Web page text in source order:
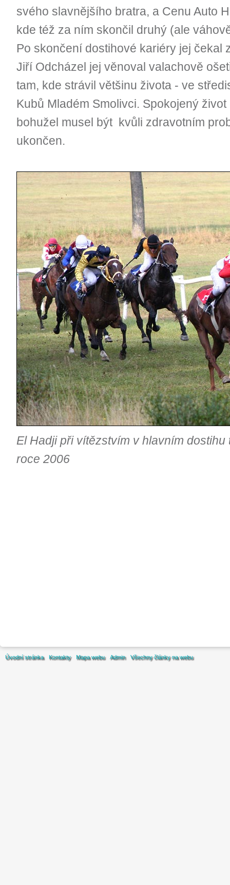
svého slavnějšího bratra, a Cenu Auto
kde též za ním skončil druhý (ale
Po skončení dostihové kariéry jej čekal
Jiří Odcházel jej věnoval valachově
tam, kde strávil většinu života - ve
Kubů Mladém Smolivci. Spokojený
bohužel musel být kvůli zdravotním
ukončen.
El Hadji při vítězstvím v hlavním
roce 2006
Úvodní stránka Kontakty Mapa webu Admin Všechny články na webu